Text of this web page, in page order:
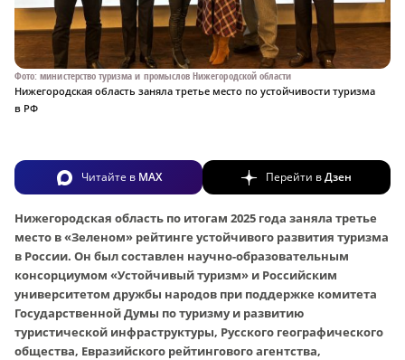
Фото: министерство туризма и промыслов Нижегородской области
Нижегородская область заняла третье место по устойчивости туризма
в РФ
Читайте в MAX Перейти вДзен
Нижегородская область по итогам 2025 года заняла третье
место в «Зеленом» рейтинге устойчивого развития туризма
в России. Он был составлен научно-образовательным
консорциумом «Устойчивый туризм» и Российским
университетом дружбы народов при поддержке комитета
Государственной Думы по туризму и развитию
туристической инфраструктуры, Русского географического
общества, Евразийского рейтингового агентства,